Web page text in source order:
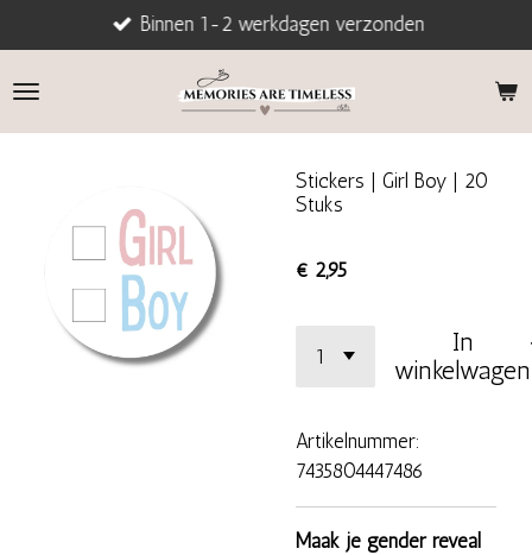
direct
naar
Binnen 1-2 werkdagen verzonden
Stickers | Girl Boy | 20
Stuks
€ 2,95
In
winkelwagen
Artikelnummer:
7435804447486
Maak je gender reveal